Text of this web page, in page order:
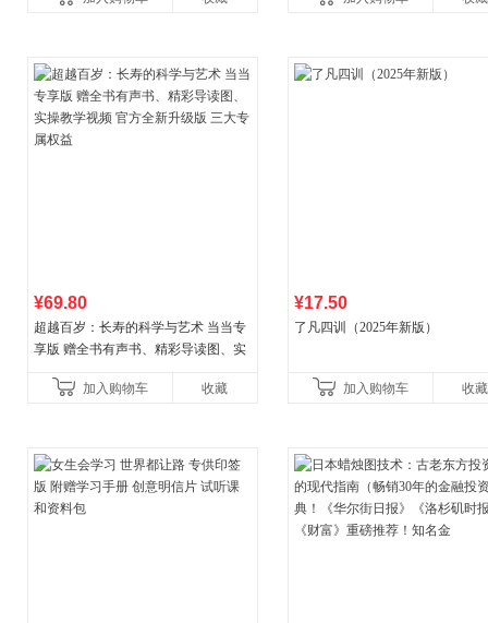
¥69.80
超越百岁：长寿的科学与艺术 当当专
享版 赠全书有声书、精彩导读图、实
权益
加入购物车 收藏
¥17.50
了凡四训（2025年新版）
加入购物车 收藏